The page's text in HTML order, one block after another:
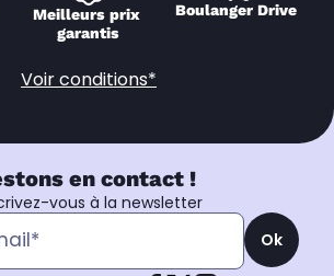
Meilleurs prix
garantis
Boulanger Drive
Voir conditions*
en contact !
vous à la newsletter
Ok